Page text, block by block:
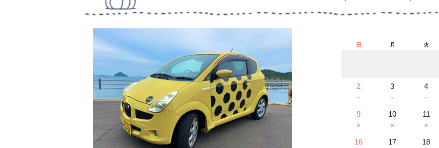
日
月 火
2
－
3
－
4
－
9
×
10
×
11
×
16
17
18